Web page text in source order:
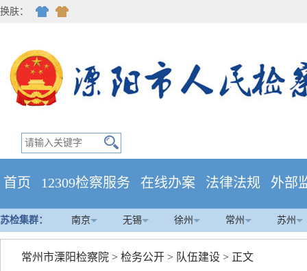
换肤：
首页 12309检察服务 在线办案 法律法规 外部
苏检集群： 南京 无锡 徐州 常州 苏州
常州市溧阳检察院 > 检务公开 > 队伍建设 > 正文